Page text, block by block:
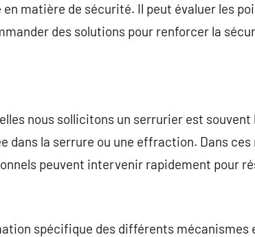
matière de sécurité. Il peut évaluer les
des solutions pour renforcer la
nous sollicitons un serrurier est souvent
dans la serrure ou une effraction. Dans
peuvent intervenir rapidement pour
spécifique des différents mécanismes